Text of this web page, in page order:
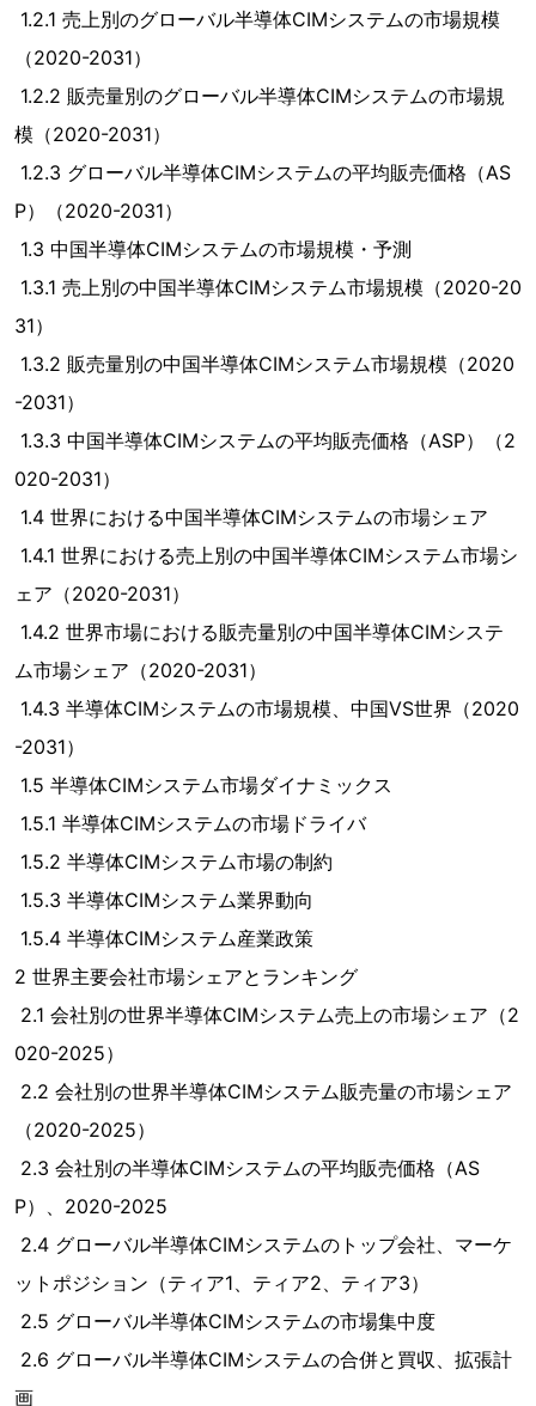
1.2.1 売上別のグローバル半導体CIMシステムの市場規模
（2020-2031）
1.2.2 販売量別のグローバル半導体CIMシステムの市場規
模（2020-2031）
1.2.3 グローバル半導体CIMシステムの平均販売価格（AS
P）（2020-2031）
1.3 中国半導体CIMシステムの市場規模・予測
1.3.1 売上別の中国半導体CIMシステム市場規模（2020-20
31）
1.3.2 販売量別の中国半導体CIMシステム市場規模（2020
-2031）
1.3.3 中国半導体CIMシステムの平均販売価格（ASP）（2
020-2031）
1.4 世界における中国半導体CIMシステムの市場シェア
1.4.1 世界における売上別の中国半導体CIMシステム市場シ
ェア（2020-2031）
1.4.2 世界市場における販売量別の中国半導体CIMシステ
ム市場シェア（2020-2031）
1.4.3 半導体CIMシステムの市場規模、中国VS世界（2020
-2031）
1.5 半導体CIMシステム市場ダイナミックス
1.5.1 半導体CIMシステムの市場ドライバ
1.5.2 半導体CIMシステム市場の制約
1.5.3 半導体CIMシステム業界動向
1.5.4 半導体CIMシステム産業政策
2 世界主要会社市場シェアとランキング
2.1 会社別の世界半導体CIMシステム売上の市場シェア（2
020-2025）
2.2 会社別の世界半導体CIMシステム販売量の市場シェア
（2020-2025）
2.3 会社別の半導体CIMシステムの平均販売価格（AS
P）、2020-2025
2.4 グローバル半導体CIMシステムのトップ会社、マーケ
ットポジション（ティア1、ティア2、ティア3）
2.5 グローバル半導体CIMシステムの市場集中度
2.6 グローバル半導体CIMシステムの合併と買収、拡張計
画